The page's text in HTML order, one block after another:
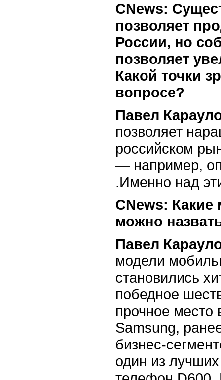
CNews:
позволяет
России, но
позволяет
Какой точки
вопросе?
Павел
позволяет
российском
— например,
.Именно над
CNews:
можно
Павел
модели
становились
победное
прочное место
Samsung,
бизнес-
один из